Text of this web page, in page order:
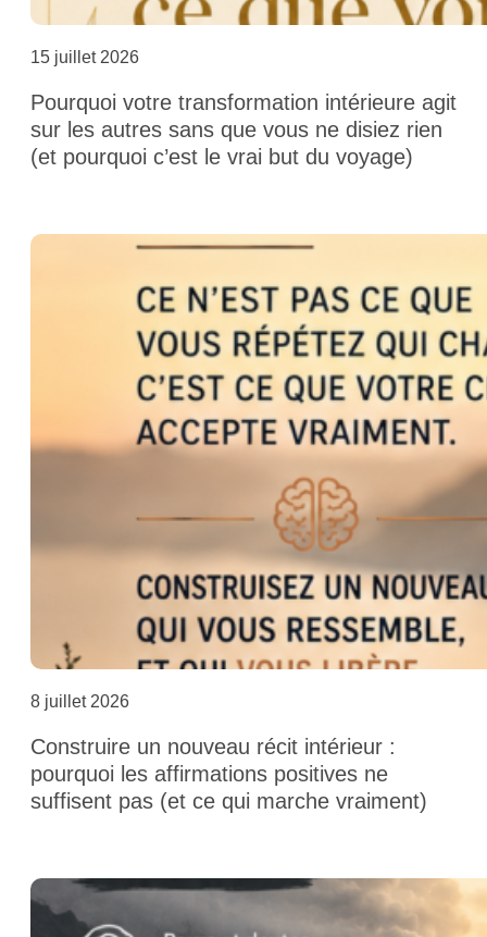
15 juillet 2026
Pourquoi votre transformation intérieure agit
sur les autres sans que vous ne disiez rien
(et pourquoi c’est le vrai but du voyage)
8 juillet 2026
Construire un nouveau récit intérieur :
pourquoi les affirmations positives ne
suffisent pas (et ce qui marche vraiment)